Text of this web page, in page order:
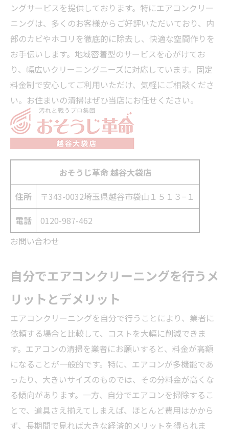
ングサービスを提供しております。特にエアコンクリー
ニングは、多くのお客様からご好評いただいており、内
部のカビやホコリを徹底的に除去し、快適な空間作りを
お手伝いします。地域密着型のサービスを心がけてお
り、幅広いクリーニングニーズに対応しています。固定
料金制で安心してご利用いただけ、気軽にご相談くださ
い。お住まいの清掃はぜひ当店にお任せください。
おそうじ革命 越谷大袋店
住所
〒343-0032埼玉県越谷市袋山１５１３−１
電話
0120-987-462
お問い合わせ
自分でエアコンクリーニングを行うメ
リットとデメリット
エアコンクリーニングを自分で行うことにより、業者に
依頼する場合と比較して、コストを大幅に削減できま
す。エアコンの清掃を業者にお願いすると、料金が高額
になることが一般的です。特に、エアコンが多機能であ
ったり、大きいサイズのものでは、その分料金が高くな
る傾向があります。一方、自分でエアコンを掃除するこ
とで、道具さえ揃えてしまえば、ほとんど費用はかから
ず、長期間で見れば大きな経済的メリットを得られま